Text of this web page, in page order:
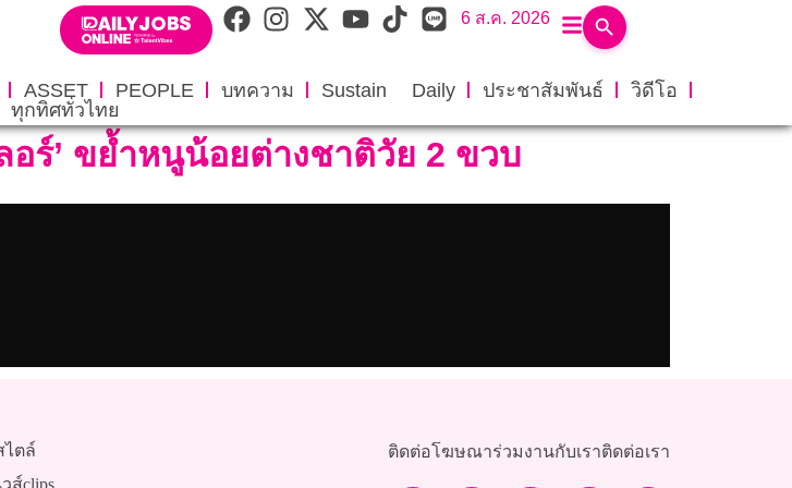
6 ส.ค. 2026
ASSET PEOPLE บทความ Sustain Daily ประชาสัมพันธ์
วิดีโอ
ทุกทิศทั่วไทย
ร์’ ขย้ำหนูน้อยต่างชาติวัย 2 ขวบ
ไตล์
ส์clips
ติดต่อโฆษณาร่วมงานกับเราติดต่อเรา